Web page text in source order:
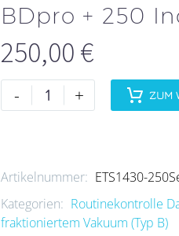
BDpro + 250
250,00 €
- + ZUM
Artikelnummer: ETS1430-
Kategorien: Routinekontrolle
fraktioniertem Vakuum (Typ B)